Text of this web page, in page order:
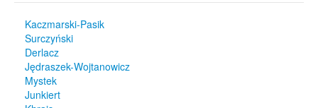
Kaczmarski-Pasik
Surczyński
Derlacz
Jędraszek-Wojtanowicz
Mystek
Junkiert